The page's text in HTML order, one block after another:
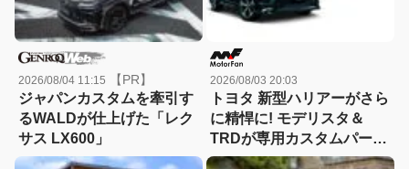
2026/08/04 11:15 【PR】
ジャパンカスタムを牽引す
るWALDが仕上げた「レク
サス LX600」
2026/08/03 20:03
トヨタ 新型ハリアーがさら
に精悍に! モデリスタ＆
TRDが専用カスタムパーツ
を一斉発売、スポーティさ